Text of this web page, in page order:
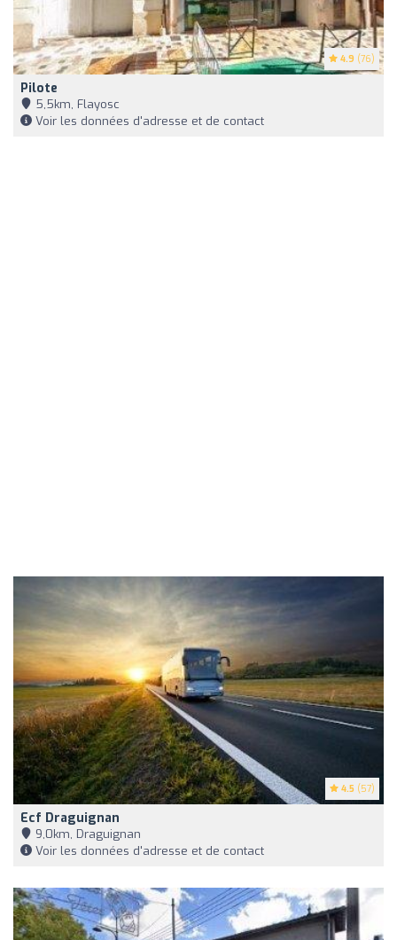
4.9 (76)
Pilote
5,5km, Flayosc
Voir les données d'adresse et de contact
4.5 (57)
Ecf Draguignan
9,0km, Draguignan
Voir les données d'adresse et de contact